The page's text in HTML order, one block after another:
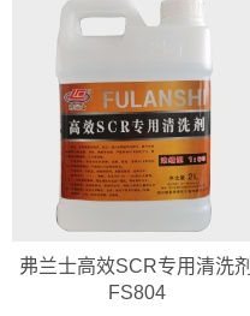
弗兰士高效SCR专用清洗剂
FS804